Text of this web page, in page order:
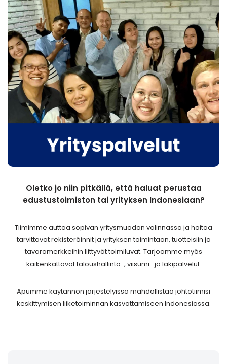
Oletko jo niin pitkällä, että haluat perustaa
edustustoimiston tai yrityksen Indonesiaan?
Tiimimme auttaa sopivan yritysmuodon valinnassa ja hoitaa
tarvittavat rekisteröinnit ja yrityksen toimintaan, tuotteisiin ja
tavaramerkkeihin liittyvät toimiluvat. Tarjoamme myös
kaikenkattavat taloushallinto-, viisumi- ja lakipalvelut.
Apumme käytännön järjestelyissä mahdollistaa johtotiimisi
keskittymisen liiketoiminnan kasvattamiseen Indonesiassa.